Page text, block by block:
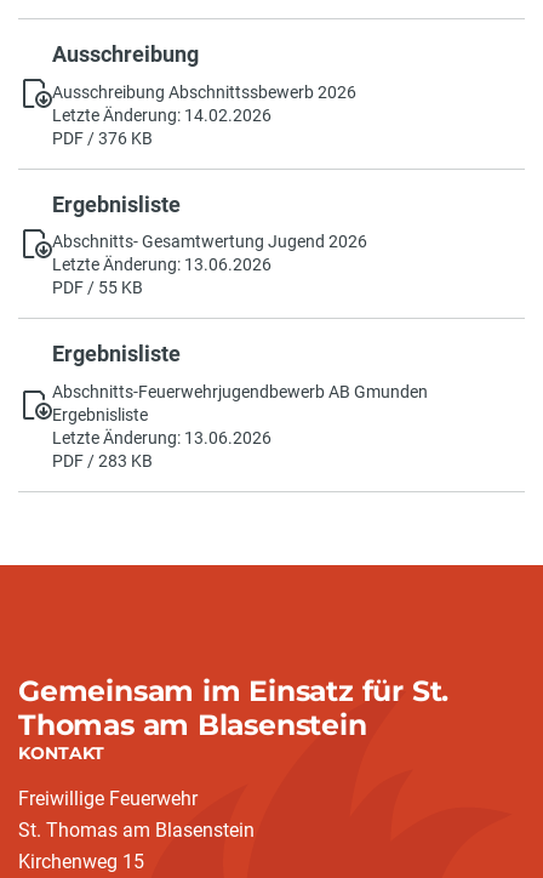
Ausschreibung
Ausschreibung Abschnittssbewerb 2026
Letzte Änderung: 14.02.2026
PDF / 376 KB
Ergebnisliste
Abschnitts- Gesamtwertung Jugend 2026
Letzte Änderung: 13.06.2026
PDF / 55 KB
Ergebnisliste
Abschnitts-Feuerwehrjugendbewerb AB Gmunden
Ergebnisliste
Letzte Änderung: 13.06.2026
PDF / 283 KB
Gemeinsam im Einsatz für St.
Thomas am Blasenstein
KONTAKT
Freiwillige Feuerwehr
St. Thomas am Blasenstein
Kirchenweg 15